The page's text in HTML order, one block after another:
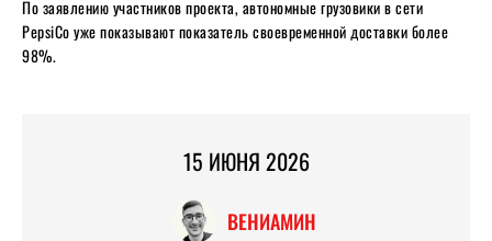
По заявлению участников проекта, автономные грузовики в сети
PepsiCo уже показывают показатель своевременной доставки более
98%.
15 ИЮНЯ 2026
ВЕНИАМИН